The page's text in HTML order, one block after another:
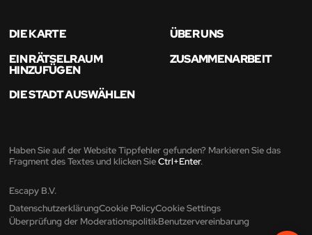
DIE KARTE
ÜBER UNS
EIN RÄTSELRAUM
HINZUFÜGEN
ZUSAMMENARBEIT
DIE STADT AUSWÄHLEN
Haben Sie auf der Website Tippfehler gefunden? Markieren Sie das
Fragment des Textes und klicken SieCtrl+Enter.
Escapy B.V.
DatenschutzerklärungCookie PolicyCookie Settings
Überprüfung der ModerationspolitikBenutzervereinbarung